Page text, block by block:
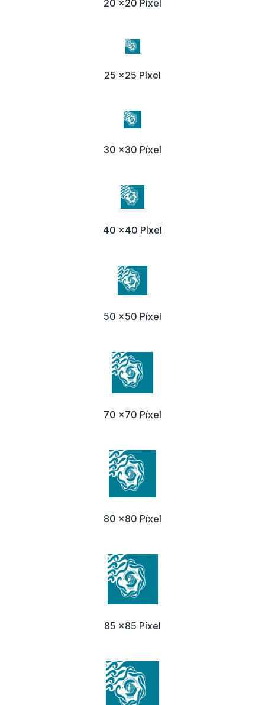
20 x20 Píxel
25 x25 Píxel
30 x30 Píxel
40 x40 Píxel
50 x50 Píxel
70 x70 Píxel
80 x80 Píxel
85 x85 Píxel